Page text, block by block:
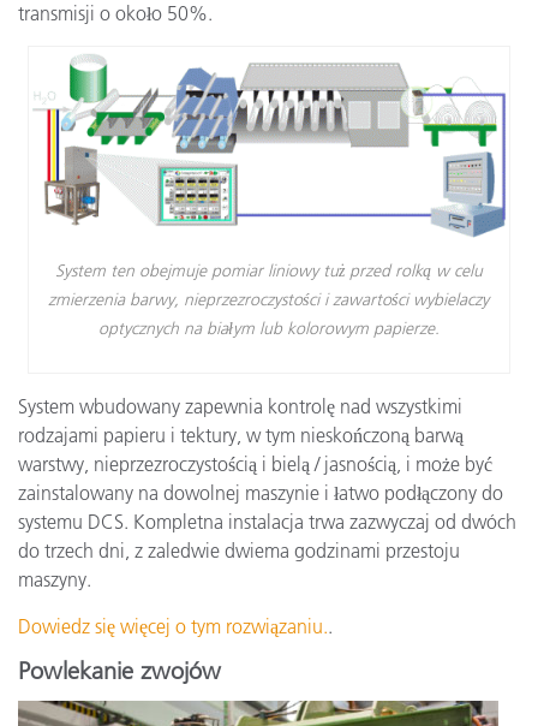
transmisji o około 50%.
System ten obejmuje pomiar liniowy tuż przed rolką w celu
zmierzenia barwy, nieprzezroczystości i zawartości wybielaczy
optycznych na białym lub kolorowym papierze.
System wbudowany zapewnia kontrolę nad wszystkimi
rodzajami papieru i tektury, w tym nieskończoną barwą
warstwy, nieprzezroczystością i bielą / jasnością, i może być
zainstalowany na dowolnej maszynie i łatwo podłączony do
systemu DCS. Kompletna instalacja trwa zazwyczaj od dwóch
do trzech dni, z zaledwie dwiema godzinami przestoju
maszyny.
Dowiedz się więcej o tym rozwiązaniu..
Powlekanie zwojów